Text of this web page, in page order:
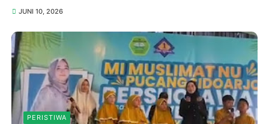
JUNI 10, 2026
PERISTIWA